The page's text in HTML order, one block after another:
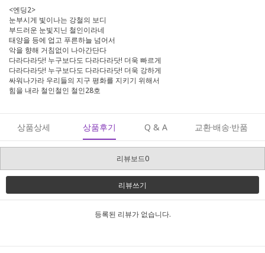
<엔딩2>
눈부시게 빛이나는 강철의 보디
부드러운 눈빛지닌 철인이라네
태양을 등에 업고 푸른하늘 넘어서
악을 향해 거침없이 나아간단다
다라다라닷! 누구보다도 다라다라닷! 더욱 빠르게
다라다라닷! 누구보다도 다라다라닷! 더욱 강하게
싸워나가라 우리들의 지구 평화를 지키기 위해서
힘을 내라 철인철인 철인28호
상품상세 상품후기 Q & A 교환·배송·반품
리뷰보드0
리뷰쓰기
등록된 리뷰가 없습니다.